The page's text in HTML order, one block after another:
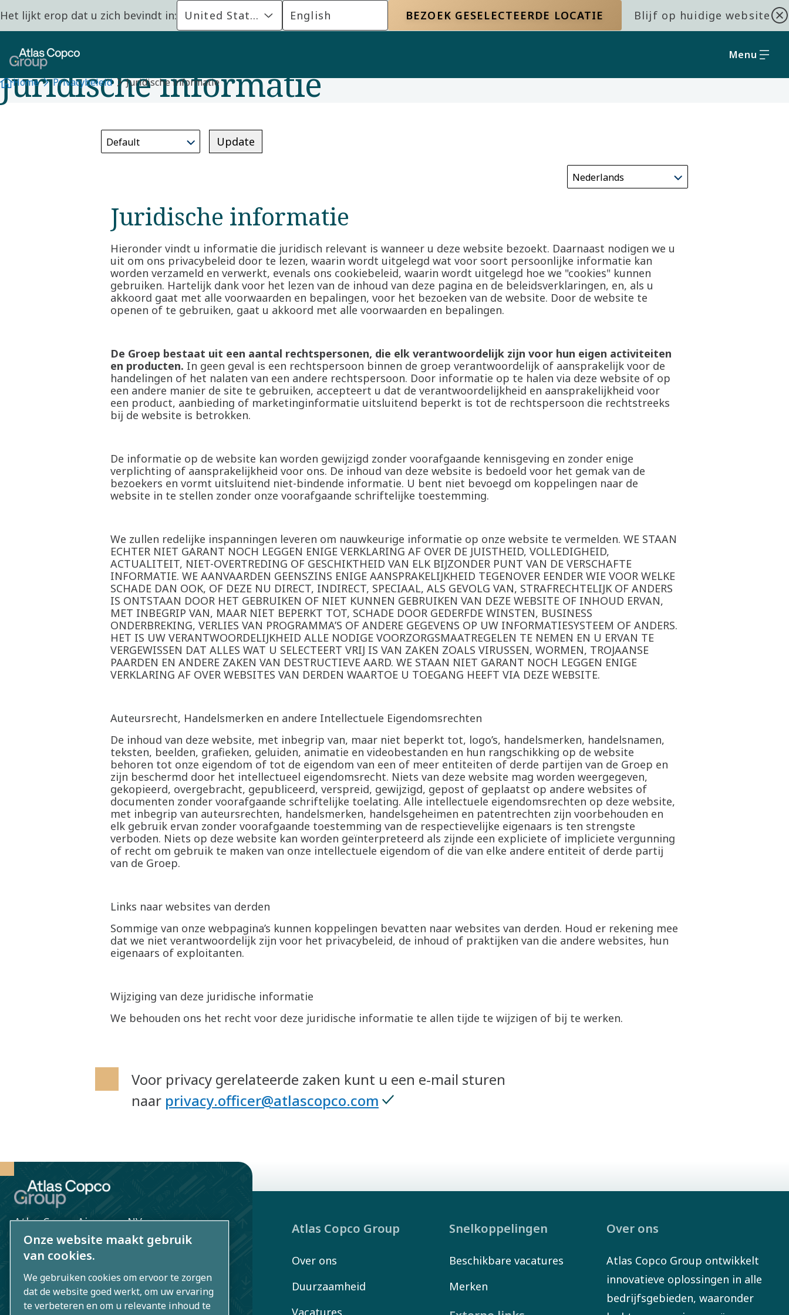
Het lijkt erop dat u zich bevindt in: United States English BEZOEK GESELECTEERDE LOCATIE Blijf op huidige website
Menu
Home Privacybeleid Juridische informatie
Juridische informatie
Update
Juridische informatie
Hieronder vindt u informatie die juridisch relevant is wanneer u deze website bezoekt. Daarnaast nodigen we u
uit om ons privacybeleid door te lezen, waarin wordt uitgelegd wat voor soort persoonlijke informatie kan
worden verzameld en verwerkt, evenals ons cookiebeleid, waarin wordt uitgelegd hoe we "cookies" kunnen
gebruiken. Hartelijk dank voor het lezen van de inhoud van deze pagina en de beleidsverklaringen, en, als u
akkoord gaat met alle voorwaarden en bepalingen, voor het bezoeken van de website. Door de website te
openen of te gebruiken, gaat u akkoord met alle voorwaarden en bepalingen.
De Groep bestaat uit een aantal rechtspersonen, die elk verantwoordelijk zijn voor hun eigen activiteiten
en producten. In geen geval is een rechtspersoon binnen de groep verantwoordelijk of aansprakelijk voor de
handelingen of het nalaten van een andere rechtspersoon. Door informatie op te halen via deze website of op
een andere manier de site te gebruiken, accepteert u dat de verantwoordelijkheid en aansprakelijkheid voor
een product, aanbieding of marketinginformatie uitsluitend beperkt is tot de rechtspersoon die rechtstreeks
bij de website is betrokken.
De informatie op de website kan worden gewijzigd zonder voorafgaande kennisgeving en zonder enige
verplichting of aansprakelijkheid voor ons. De inhoud van deze website is bedoeld voor het gemak van de
bezoekers en vormt uitsluitend niet-bindende informatie. U bent niet bevoegd om koppelingen naar de
website in te stellen zonder onze voorafgaande schriftelijke toestemming.
We zullen redelijke inspanningen leveren om nauwkeurige informatie op onze website te vermelden. WE STAAN
ECHTER NIET GARANT NOCH LEGGEN ENIGE VERKLARING AF OVER DE JUISTHEID, VOLLEDIGHEID,
ACTUALITEIT, NIET-OVERTREDING OF GESCHIKTHEID VAN ELK BIJZONDER PUNT VAN DE VERSCHAFTE
INFORMATIE. WE AANVAARDEN GEENSZINS ENIGE AANSPRAKELIJKHEID TEGENOVER EENDER WIE VOOR WELKE
SCHADE DAN OOK, OF DEZE NU DIRECT, INDIRECT, SPECIAAL, ALS GEVOLG VAN, STRAFRECHTELIJK OF ANDERS
IS ONTSTAAN DOOR HET GEBRUIKEN OF NIET KUNNEN GEBRUIKEN VAN DEZE WEBSITE OF INHOUD ERVAN,
MET INBEGRIP VAN, MAAR NIET BEPERKT TOT, SCHADE DOOR GEDERFDE WINSTEN, BUSINESS
ONDERBREKING, VERLIES VAN PROGRAMMA’S OF ANDERE GEGEVENS OP UW INFORMATIESYSTEEM OF ANDERS.
HET IS UW VERANTWOORDELIJKHEID ALLE NODIGE VOORZORGSMAATREGELEN TE NEMEN EN U ERVAN TE
VERGEWISSEN DAT ALLES WAT U SELECTEERT VRIJ IS VAN ZAKEN ZOALS VIRUSSEN, WORMEN, TROJAANSE
PAARDEN EN ANDERE ZAKEN VAN DESTRUCTIEVE AARD. WE STAAN NIET GARANT NOCH LEGGEN ENIGE
VERKLARING AF OVER WEBSITES VAN DERDEN WAARTOE U TOEGANG HEEFT VIA DEZE WEBSITE.
Auteursrecht, Handelsmerken en andere Intellectuele Eigendomsrechten
De inhoud van deze website, met inbegrip van, maar niet beperkt tot, logo’s, handelsmerken, handelsnamen,
teksten, beelden, grafieken, geluiden, animatie en videobestanden en hun rangschikking op de website
behoren tot onze eigendom of tot de eigendom van een of meer entiteiten of derde partijen van de Groep en
zijn beschermd door het intellectueel eigendomsrecht. Niets van deze website mag worden weergegeven,
gekopieerd, overgebracht, gepubliceerd, verspreid, gewijzigd, gepost of geplaatst op andere websites of
documenten zonder voorafgaande schriftelijke toelating. Alle intellectuele eigendomsrechten op deze website,
met inbegrip van auteursrechten, handelsmerken, handelsgeheimen en patentrechten zijn voorbehouden en
elk gebruik ervan zonder voorafgaande toestemming van de respectievelijke eigenaars is ten strengste
verboden. Niets op deze website kan worden geïnterpreteerd als zijnde een expliciete of impliciete vergunning
of recht om gebruik te maken van onze intellectuele eigendom of die van elke andere entiteit of derde partij
van de Groep.
Links naar websites van derden
Sommige van onze webpagina’s kunnen koppelingen bevatten naar websites van derden. Houd er rekening mee
dat we niet verantwoordelijk zijn voor het privacybeleid, de inhoud of praktijken van die andere websites, hun
eigenaars of exploitanten.
Wijziging van deze juridische informatie
We behouden ons het recht voor deze juridische informatie te allen tijde te wijzigen of bij te werken.
Voor privacy gerelateerde zaken kunt u een e-mail sturen
naar privacy.officer@atlascopco.com
Atlas Copco Airpower NV
Boomsesteenweg 957
2610 Wilrijk
BE 0403.992.231
group.be@atlascopco.com
Atlas Copco Group
Over ons
Duurzaamheid
Vacatures
Snelkoppelingen
Beschikbare vacatures
Merken
Over ons
Atlas Copco Group ontwikkelt
innovatieve oplossingen in alle
bedrijfsgebieden, waaronder
Onze website maakt gebruik
van cookies.
We gebruiken cookies om ervoor te zorgen
dat de website goed werkt, om uw ervaring
te verbeteren en om u relevante inhoud te